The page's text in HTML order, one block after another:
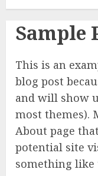
Sample
This is an
blog post
and will show
most themes).
About page
potential site
something like